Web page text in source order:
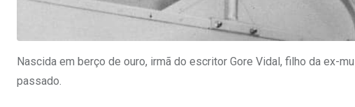
Nascida em berço de ouro, irmã do escritor Gore Vidal, filho da ex-
passado.